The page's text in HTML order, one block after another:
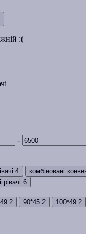
:(
-
4 комбіновані
6
2 90*45 2 100*49 2